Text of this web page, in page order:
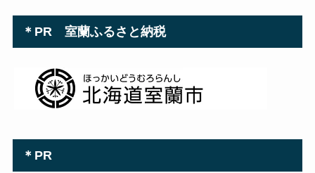
＊PR 室蘭ふるさと納税
＊PR